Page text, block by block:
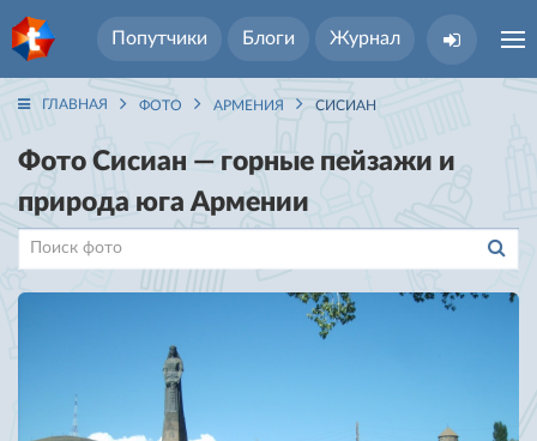
Попутчики Блоги Журнал
ГЛАВНАЯ ФОТО АРМЕНИЯ СИСИАН
Фото Сисиан — горные пейзажи и
природа юга Армении